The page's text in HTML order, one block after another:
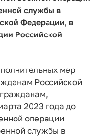
службы в
Федерации, в
Российской
мер
Российской
2023 года до
операции
службы в